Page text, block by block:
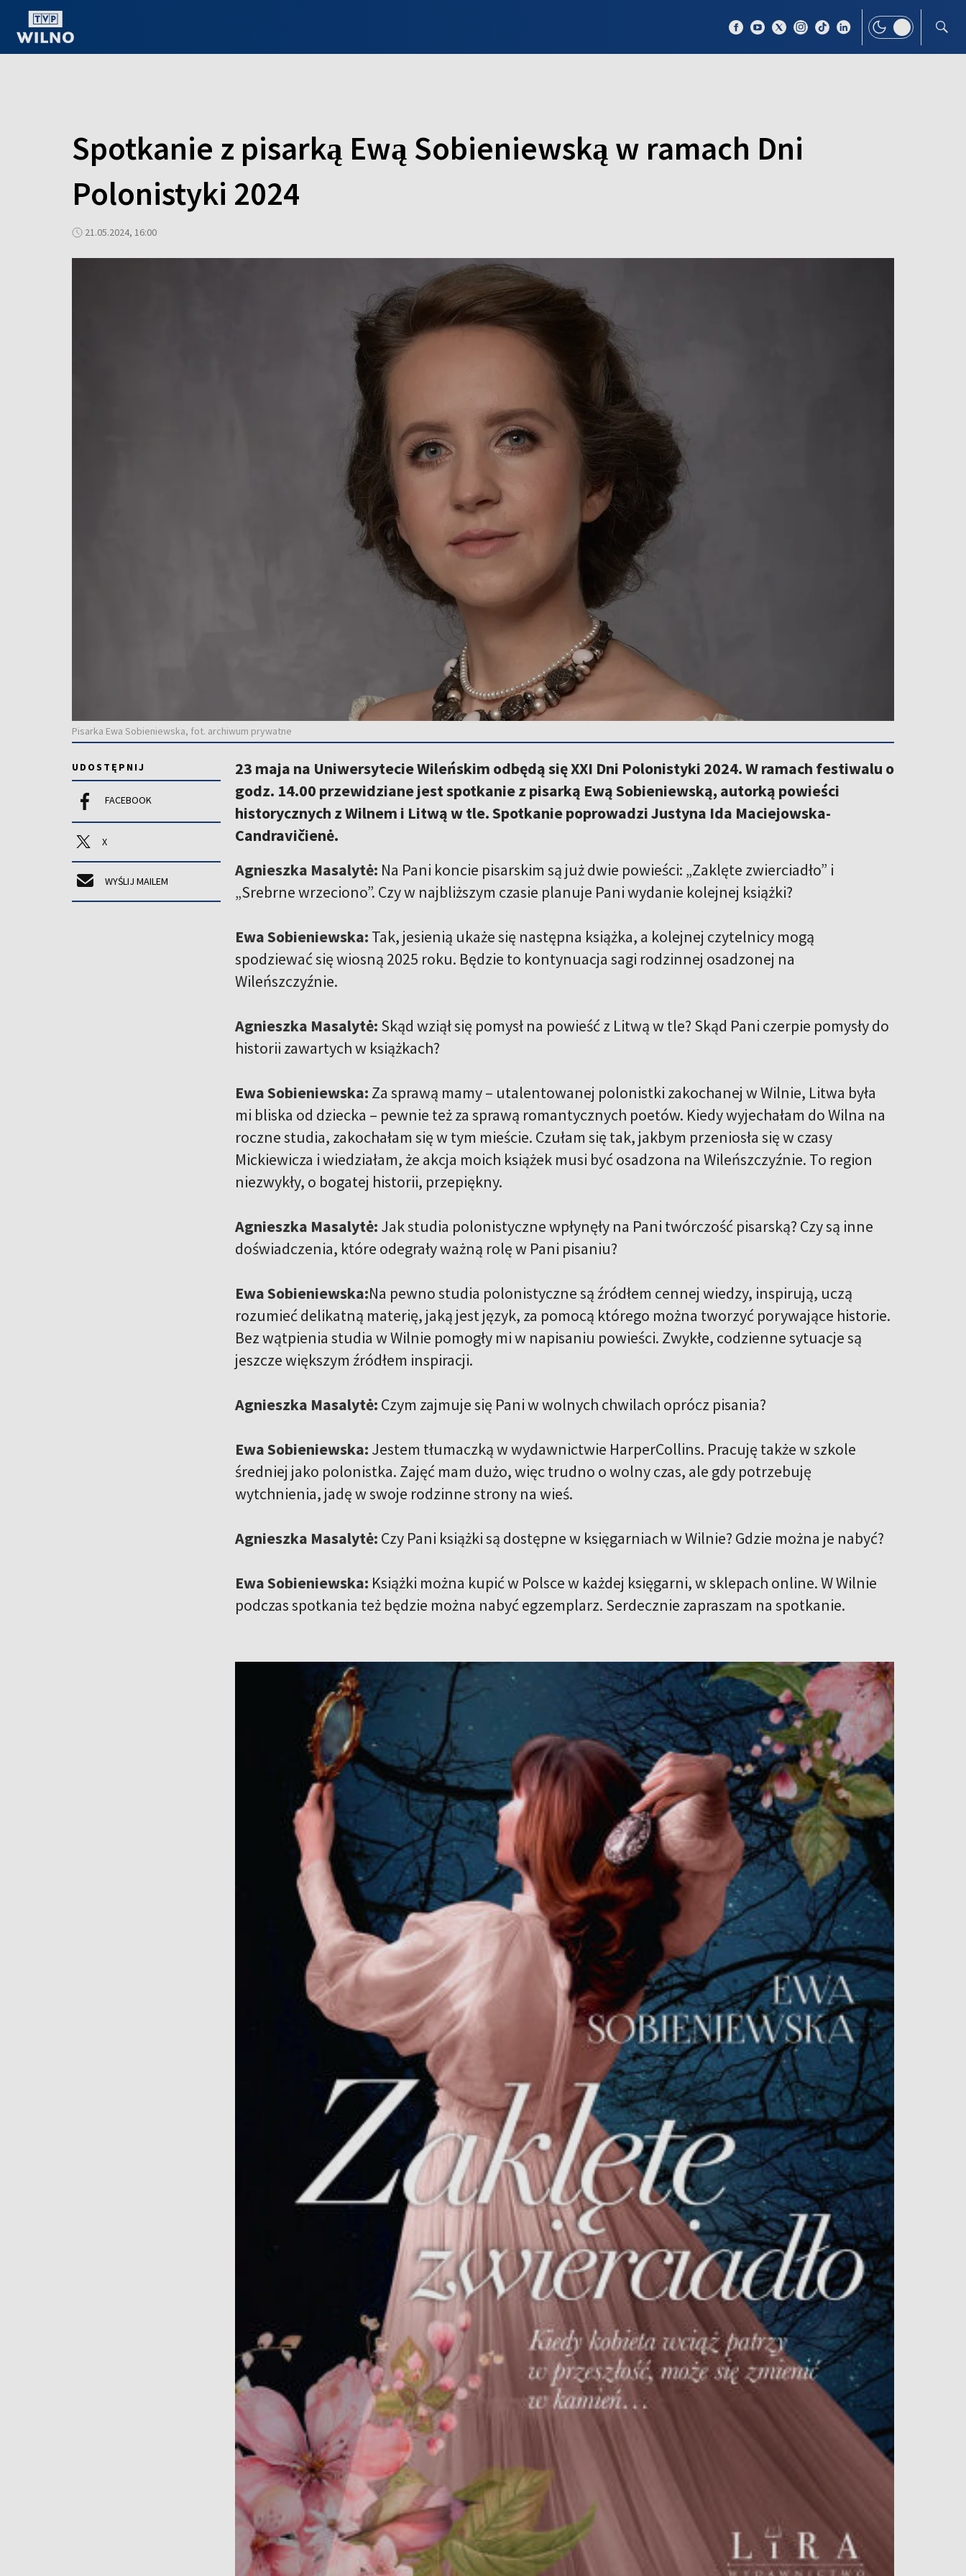
Spotkanie z pisarką Ewą Sobieniewską w ramach Dni
Polonistyki 2024
21.05.2024, 16:00
Pisarka Ewa Sobieniewska, fot. archiwum prywatne
UDOSTĘPNIJ
FACEBOOK
X
WYŚLIJ MAILEM
23 maja na Uniwersytecie Wileńskim odbędą się XXI Dni Polonistyki 2024. W ramach festiwalu o
godz. 14.00 przewidziane jest spotkanie z pisarką Ewą Sobieniewską, autorką powieści
historycznych z Wilnem i Litwą w tle. Spotkanie poprowadzi Justyna Ida Maciejowska-
Candravičienė.
Agnieszka Masalytė: Na Pani koncie pisarskim są już dwie powieści: „Zaklęte zwierciadło” i
„Srebrne wrzeciono”. Czy w najbliższym czasie planuje Pani wydanie kolejnej książki?
Ewa Sobieniewska: Tak, jesienią ukaże się następna książka, a kolejnej czytelnicy mogą
spodziewać się wiosną 2025 roku. Będzie to kontynuacja sagi rodzinnej osadzonej na
Wileńszczyźnie.
Agnieszka Masalytė: Skąd wziął się pomysł na powieść z Litwą w tle? Skąd Pani czerpie pomysły do
historii zawartych w książkach?
Ewa Sobieniewska: Za sprawą mamy – utalentowanej polonistki zakochanej w Wilnie, Litwa była
mi bliska od dziecka – pewnie też za sprawą romantycznych poetów. Kiedy wyjechałam do Wilna na
roczne studia, zakochałam się w tym mieście. Czułam się tak, jakbym przeniosła się w czasy
Mickiewicza i wiedziałam, że akcja moich książek musi być osadzona na Wileńszczyźnie. To region
niezwykły, o bogatej historii, przepiękny.
Agnieszka Masalytė: Jak studia polonistyczne wpłynęły na Pani twórczość pisarską? Czy są inne
doświadczenia, które odegrały ważną rolę w Pani pisaniu?
Ewa Sobieniewska:Na pewno studia polonistyczne są źródłem cennej wiedzy, inspirują, uczą
rozumieć delikatną materię, jaką jest język, za pomocą którego można tworzyć porywające historie.
Bez wątpienia studia w Wilnie pomogły mi w napisaniu powieści. Zwykłe, codzienne sytuacje są
jeszcze większym źródłem inspiracji.
Agnieszka Masalytė: Czym zajmuje się Pani w wolnych chwilach oprócz pisania?
Ewa Sobieniewska: Jestem tłumaczką w wydawnictwie HarperCollins. Pracuję także w szkole
średniej jako polonistka. Zajęć mam dużo, więc trudno o wolny czas, ale gdy potrzebuję
wytchnienia, jadę w swoje rodzinne strony na wieś.
Agnieszka Masalytė: Czy Pani książki są dostępne w księgarniach w Wilnie? Gdzie można je nabyć?
Ewa Sobieniewska: Książki można kupić w Polsce w każdej księgarni, w sklepach online. W Wilnie
podczas spotkania też będzie można nabyć egzemplarz. Serdecznie zapraszam na spotkanie.